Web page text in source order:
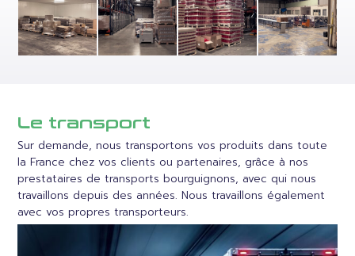
Le transport
Sur demande, nous transportons vos produits dans toute
la France chez vos clients ou partenaires, grâce à nos
prestataires de transports bourguignons, avec qui nous
travaillons depuis des années. Nous travaillons également
avec vos propres transporteurs.